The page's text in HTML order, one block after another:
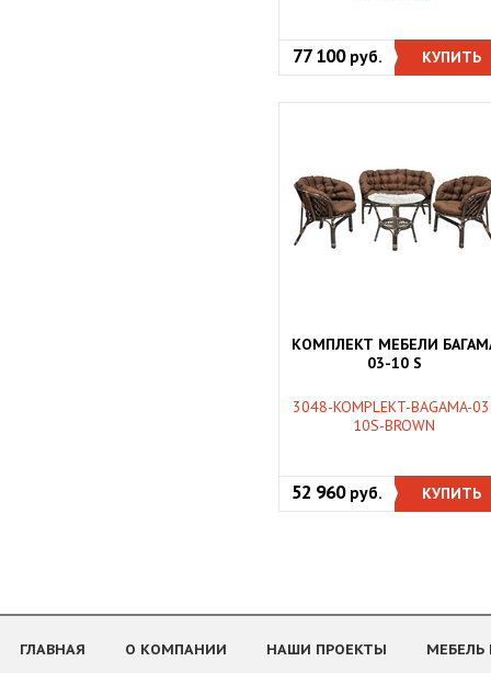
77 100 руб. КУПИТЬ
КОМПЛЕКТ МЕБЕЛИ
03-10 S
3048-KOMPLEKT-BAGAMA-
10S-BROWN
52 960 руб. КУПИТЬ
ГЛАВНАЯ О КОМПАНИИ НАШИ ПРОЕКТЫ